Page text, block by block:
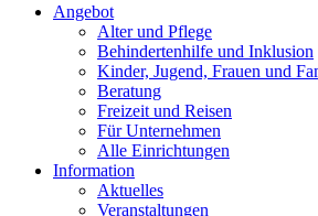
Angebot
Alter und Pflege
Behindertenhilfe und Inklusion
Kinder, Jugend, Frauen und
Beratung
Freizeit und Reisen
Für Unternehmen
Alle Einrichtungen
Information
Aktuelles
Veranstaltungen